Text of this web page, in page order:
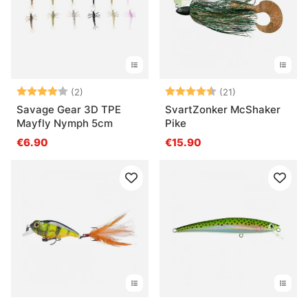
Arvio: (2)
4.0 5:sta tähdestä
Savage Gear 3D TPE
Mayfly Nymph 5cm
€6.90
Arvio: (21)
SvartZonker McShaker
Pike
€15.90